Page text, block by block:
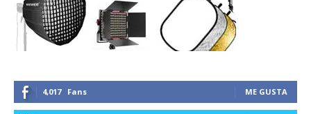
4,017 Fans ME GUSTA